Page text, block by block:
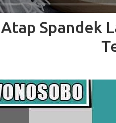
Spandek